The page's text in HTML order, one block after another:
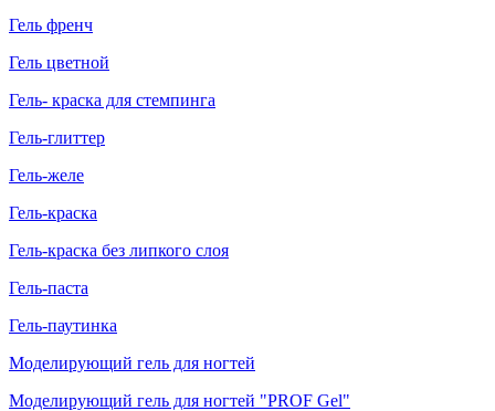
Гель френч
Гель цветной
Гель- краска для стемпинга
Гель-глиттер
Гель-желе
Гель-краска
Гель-краска без липкого слоя
Гель-паста
Гель-паутинка
Моделирующий гель для ногтей
Моделирующий гель для ногтей "PROF Gel"